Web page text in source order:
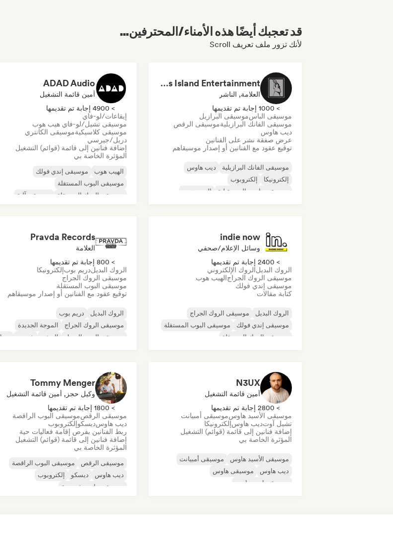
قد تعجبك أيضًا هذه الأمناء/المحترفين...
لأنك تزور ملف تعريف Scroll
Dreamers Island Entertainment
العلامة, الناشر
> 1000 إجابة تم تقديمها
موسيقى الباسموسيقى البرازيل
موسيقى الفانك البرازيليةموسيقى الرقص
ديب هاوس
عرض صفقة نشر على الفنانين
توقيع عقود مع الفنانين أو إصدار موسيقاهم
موسيقى الفانك البرازيلية
ديب هاوس
إلكترونيكا
إلكتروبوب
موسيقى هاوس المستقبلية
الهيب هوب
ADAD Audio
أمين قائمة التشغيل
> 4900 إجابة تم تقديمها
إيقاعات/لو-فاي
موسيقى تشيل/لو-فاي هيب هوب
موسيقى كلاسيكيةموسيقى الكانتري
دريل/جيرسي
إضافة فنانين إلى قائمة (قوائم) التشغيل
المؤثرة الخاصة بي
الهيب هوب
موسيقى إندي فولك
موسيقى البوب المستقلة
موسيقى الروك المستقلة
موسيقى آلية
indie now
وسائل الإعلام/صحفي
> 2400 إجابة تم تقديمها
الروك البديلالروك الإلكتروني
موسيقى الروك الجراجالهيب هوب
موسيقى إندي فولك
كتابة مقالات
الروك البديل
موسيقى الروك الجراج
موسيقى إندي فولك
موسيقى البوب المستقلة
موسيقى الروك المستقلة
Pravda Records
العلامة
> 800 إجابة تم تقديمها
الروك البديلدريم بوبإلكترونيكا
موسيقى الروك الجراج
موسيقى البوب المستقلة
توقيع عقود مع الفنانين أو إصدار موسيقاهم
الروك البديل
دريم بوب
موسيقى الروك الجراج
الموجة الجديدة
موسيقى البوب السول
الريغي شوجيز سول
N3UX
أمين قائمة التشغيل
> 2800 إجابة تم تقديمها
موسيقى الأسيد هاوسموسيقى أمبيانت
تشيل آوتديب هاوسإلكترونيكا
إضافة فنانين إلى قائمة (قوائم) التشغيل
المؤثرة الخاصة بي
موسيقى الأسيد هاوس
موسيقى أمبيانت
ديب هاوس
موسيقى هاوس
موسيقى إندي دانس
Tommy Menger
وكيل حجز, أمين قائمة التشغيل
> 1800 إجابة تم تقديمها
موسيقى الرقصموسيقى البوب الراقصة
ديب هاوسديسكوإلكتروبوب
ربط الفنانين بفرص إقامة فعاليات حية
إضافة فنانين إلى قائمة (قوائم) التشغيل
المؤثرة الخاصة بي
موسيقى الرقص
موسيقى البوب الراقصة
ديب هاوس
ديسكو
إلكتروبوب
موسيقى هاوس فرنسية